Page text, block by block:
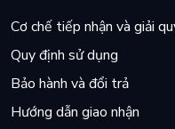
Cơ chế tiếp nhận và giải
Quy định sử dụng
Bảo hành và đổi trả
Hướng dẫn giao nhận